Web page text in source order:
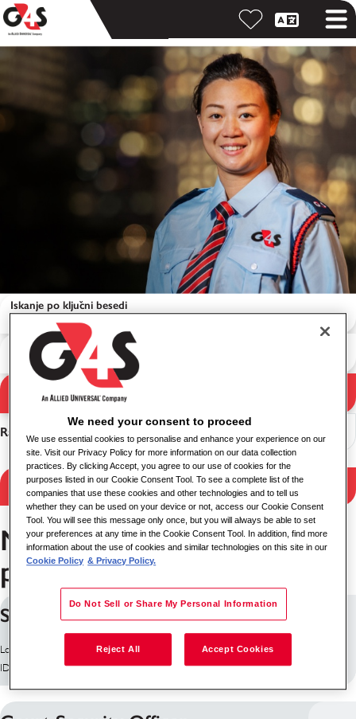
Rezultati iskanja
Iskanje po ključni besedi
Iskanje po lokaciji
Razvrsti
Filter Results
Nájdených 364 pracovných
ponúk
Security Supervisor
Lokacija: Antrim, Združeno kraljestvo (V. Britanija in S. Irska)
ID opravila: 10255
We need your consent to proceed
We use essential cookies to personalise and enhance your experience on our
site. Visit our Privacy Policy for more information on our data collection
practices. By clicking Accept, you agree to our use of cookies for the
purposes listed in our Cookie Consent Tool. To see a complete list of the
companies that use these cookies and other technologies and to tell us
whether they can be used on your device or not, access our Cookie Consent
Tool. You will see this message only once, but you will always be able to set
your preferences at any time in the Cookie Consent Tool. In addition, find more
information about the use of cookies and similar technologies on this site in our
Cookie Policy & Privacy Policy.
Do Not Sell or Share My Personal Information
Reject All Accept Cookies